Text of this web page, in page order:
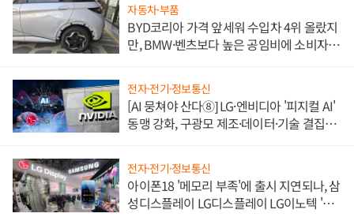
자동차·부품
BYD코리아 가격 앞세워 수입차 4위 올랐지
만, BMW·벤츠보다 높은 공임비에 소비자
전자·전기·정보통신
[AI 뭉쳐야 산다⑧] LG·엔비디아 '피지컬 AI'
동맹 강화, 구광모 제조·데이터·기술 결집
전자·전기·정보통신
아이폰18 '메모리 부족'에 출시 지연되나, 삼
성디스플레이 LG디스플레이 LG이노텍 '탈